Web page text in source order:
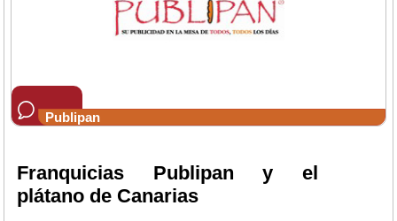
Publipan
Franquicias Publipan y el
plátano de Canarias